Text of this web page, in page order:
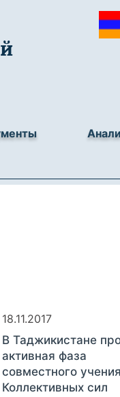
18.11.2017
В Таджикистане
активная фаза
совместного учения
Коллективных сил